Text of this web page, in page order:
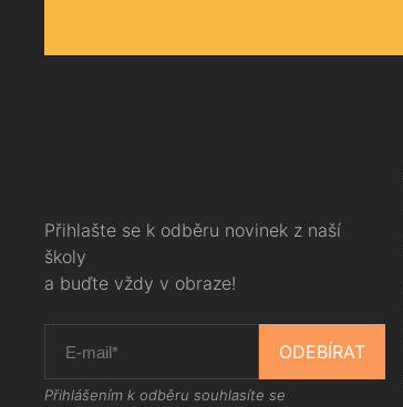
Přihlašte se k odběru novinek z naší
školy
a buďte vždy v obraze!
ODEBÍRAT
Přihlášením k odběru souhlasíte se